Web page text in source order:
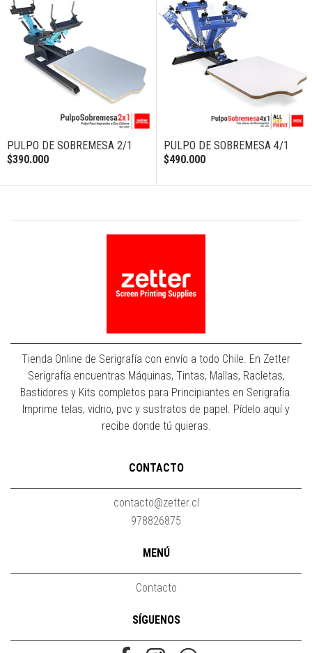
PULPO DE SOBREMESA 2/1
$390.000
PULPO DE SOBREMESA 4/1
$490.000
Tienda Online de Serigrafía con envío a todo Chile. En Zetter
Serigrafía encuentras Máquinas, Tintas, Mallas, Racletas,
Bastidores y Kits completos para Principiantes en Serigrafía.
Imprime telas, vidrio, pvc y sustratos de papel. Pídelo aquí y
recibe donde tú quieras.
CONTACTO
contacto@zetter.cl
978826875
MENÚ
Contacto
SÍGUENOS